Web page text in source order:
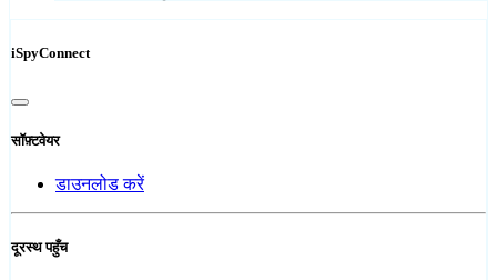
iSpyConnect
सॉफ़्टवेयर
डाउनलोड करें
दूरस्थ पहुँच